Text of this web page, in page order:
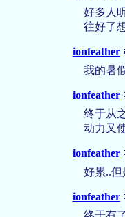
好多人
往好了
ionfeather
我的暑
ionfeather
终于从
动力又
ionfeather
好累..
ionfeather